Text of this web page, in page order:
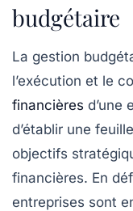
budgétaire
La gestion
l’exécution et le
financières d’une
d’établir une
objectifs
financières. En
entreprises sont